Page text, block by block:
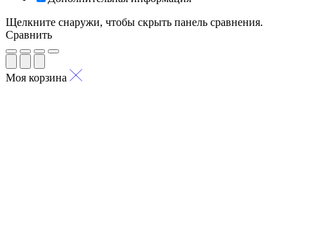
Щелкните снаружи, чтобы скрыть панель сравнения.
Сравнить
Моя корзина